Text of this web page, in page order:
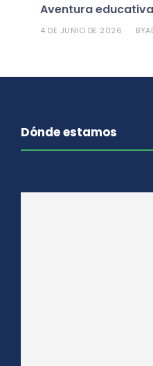
Aventura educativa
4 DE JUNIO DE 2026 BY
Dónde estamos